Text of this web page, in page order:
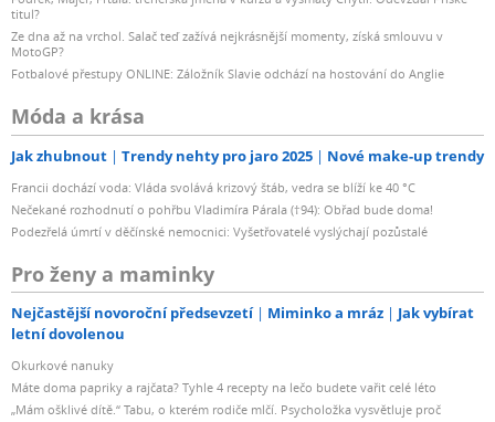
RAID 1
RAID 5
RAID 6
Rozšíření svazku přidáním pevného disku Synology
Hybrid RAID
JBOD
RAID 5
RAID 6 (s rozšiřovací jednotkou)
RAID
RAID 1
RAID 5
RAID 6 (s rozšiřovací jednotkou)
RAID 10 (s rozšiřovací jednotkou)
Poznámky Svazky větší než 108 TB vyžadují 32 GB paměti
titul?
Ze dna až na vrchol. Salač teď zažívá nejkrásnější momenty, získá smlouvu v
MotoGP?
Fotbalové přestupy ONLINE: Záložník Slavie odchází na hostování do Anglie
Móda a krása
Jak zhubnout Trendy nehty pro jaro 2025 Nové make-up trendy
Francii dochází voda: Vláda svolává krizový štáb, vedra se blíží ke 40 °C
Nečekané rozhodnutí o pohřbu Vladimíra Párala (†94): Obřad bude doma!
Podezřelá úmrtí v děčínské nemocnici: Vyšetřovatelé vyslýchají pozůstalé
Pro ženy a maminky
Nejčastější novoroční předsevzetí Miminko a mráz
Jak vybírat
letní dovolenou
Okurkové nanuky
Máte doma papriky a rajčata? Tyhle 4 recepty na lečo budete vařit celé léto
„Mám ošklivé dítě.“ Tabu, o kterém rodiče mlčí. Psycholožka vysvětluje proč